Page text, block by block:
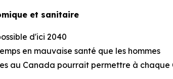
et sanitaire
d'ici 2040
en mauvaise santé que les hommes
au Canada pourrait permettre à